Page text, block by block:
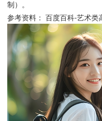
制）。
参考资料： 百度百科-艺术类